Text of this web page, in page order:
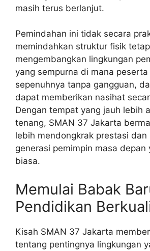
masih terus berlanjut.
Pemindahan ini tidak secara
memindahkan struktur fisik
mengembangkan lingkungan
yang sempurna di mana
sepenuhnya tanpa gangguan,
dapat memberikan nasihat
Dengan tempat yang jauh lebih
tenang, SMAN 37 Jakarta
lebih mendongkrak prestasi dan
generasi pemimpin masa depan
biasa.
Memulai Babak
Pendidikan
Kisah SMAN 37 Jakarta
tentang pentingnya lingkungan